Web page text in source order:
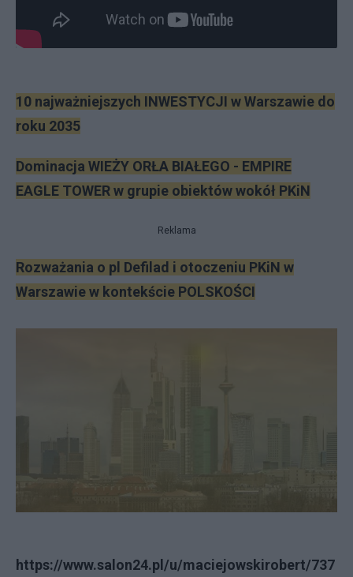
10 najważniejszych INWESTYCJI w Warszawie do
roku 2035
Dominacja WIEŻY ORŁA BIAŁEGO - EMPIRE
EAGLE TOWER w grupie obiektów wokół PKiN
Reklama
Rozważania o pl Defilad i otoczeniu PKiN w
Warszawie w kontekście POLSKOŚCI
https://www.salon24.pl/u/maciejowskirobert/737